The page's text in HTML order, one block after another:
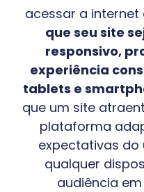
acessar a internet
que seu site
responsivo,
experiência
tablets e
que um site
plataforma
expectativas do
qualquer
audiência